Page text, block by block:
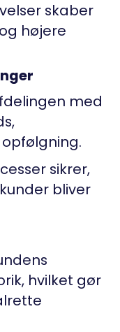
skaber
højere
med
sikrer,
bliver
hvilket gør